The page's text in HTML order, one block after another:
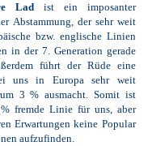
Lad ist ein imposanter
Abstammung, der sehr weit
bzw. englische Linien
in der 7. Generation gerade
führt der Rüde eine
uns in Europa sehr weit
3 % ausmacht. Somit ist
fremde Linie für uns, aber
Erwartungen keine Popular
aufzufinden.